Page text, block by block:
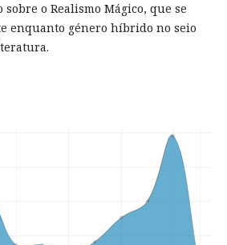
o Realismo Mágico, que se
enquanto género híbrido no seio